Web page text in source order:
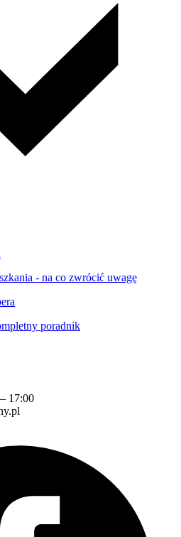
- na co zwrócić uwagę
poradnik
17:00